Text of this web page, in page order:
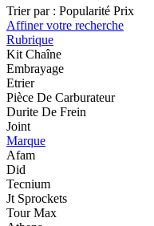
Trier par : Popularité Prix
Affiner votre recherche
Rubrique
Kit Chaîne
Embrayage
Etrier
Pièce De Carburateur
Durite De Frein
Joint
Marque
Afam
Did
Tecnium
Jt Sprockets
Tour Max